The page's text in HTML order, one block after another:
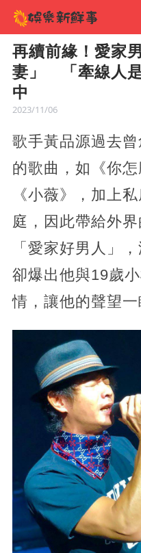
再續前緣！愛家
妻」 「牽線人
中
2023/11/06
歌手黃品源過去
的歌曲，如《你怎
《小薇》，加上
庭，因此帶給外
「愛家好男人」
卻爆出他與19歲
情，讓他的聲望一